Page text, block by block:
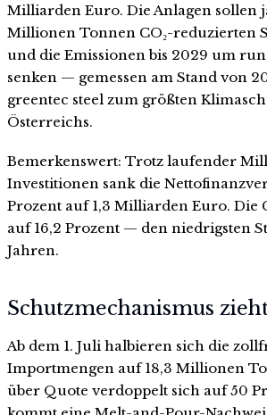
Milliarden Euro. Die Anlagen sollen
Millionen Tonnen CO₂-reduzierten
und die Emissionen bis 2029 um
senken — gemessen am Stand von
greentec steel zum größten
Österreichs.
Bemerkenswert: Trotz laufender
Investitionen sank die
Prozent auf 1,3 Milliarden Euro. Die
auf 16,2 Prozent — den niedrigsten
Jahren.
Schutzmechanismus
Ab dem 1. Juli halbieren sich die
Importmengen auf 18,3 Millionen
über Quote verdoppelt sich auf 50